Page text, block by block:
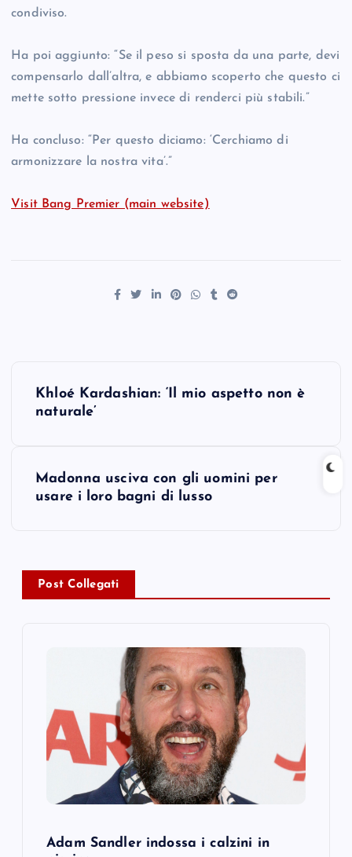
condiviso.
Ha poi aggiunto: “Se il peso si sposta da una parte, devi
compensarlo dall’altra, e abbiamo scoperto che questo ci
mette sotto pressione invece di renderci più stabili.”
Ha concluso: “Per questo diciamo: ‘Cerchiamo di
armonizzare la nostra vita’.”
Visit Bang Premier (main website)
a
v
Khloé Kardashian: ‘Il mio aspetto non è
naturale’
Madonna usciva con gli uomini per
usare i loro bagni di lusso
Post Collegati
Adam Sandler indossa i calzini in